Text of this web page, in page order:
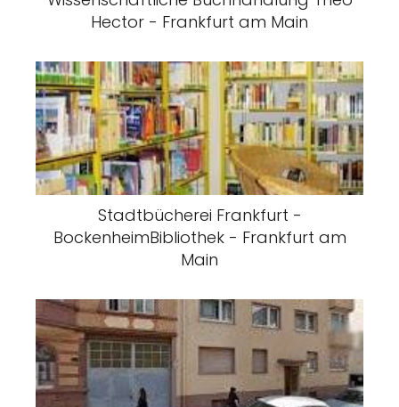
Hector - Frankfurt am Main
Stadtbücherei Frankfurt -
BockenheimBibliothek - Frankfurt am
Main